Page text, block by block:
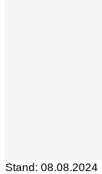
Stand: 08.08.2024